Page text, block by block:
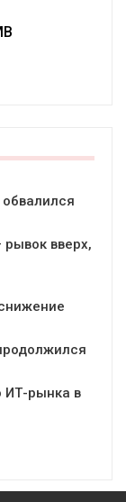
рывок вверх,
ИТ-рынка в